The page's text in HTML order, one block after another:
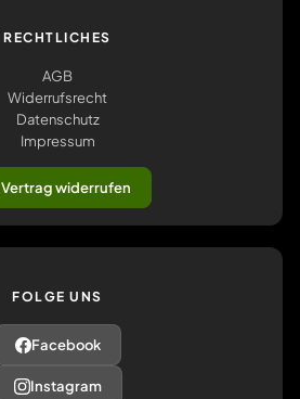
RECHTLICHES
AGB
Widerrufsrecht
Datenschutz
Impressum
Vertrag widerrufen
FOLGE UNS
Facebook
Instagram